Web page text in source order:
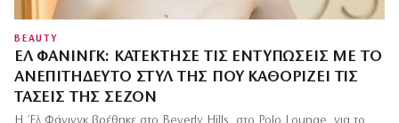
BEAUTY
ΈΛ ΦΆΝΙΝΓΚ: ΚΑΤΈΚΤΗΣΕ ΤΙΣ ΕΝΤΥΠΏΣΕΙΣ ΜΕ ΤΟ
ΑΝΕΠΙΤΉΔΕΥΤΟ ΣΤΥΛ ΤΗΣ ΠΟΥ ΚΑΘΟΡΊΖΕΙ ΤΙΣ
ΤΆΣΕΙΣ ΤΗΣ ΣΕΖΌΝ